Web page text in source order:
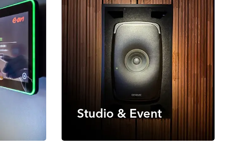
Studio & Event